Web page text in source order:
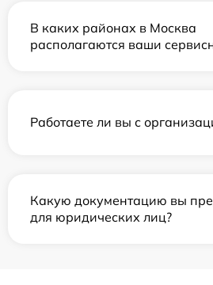
В каких районах в Москва
располагаются ваши
Работаете ли вы с
Какую документацию вы
для юридических лиц?